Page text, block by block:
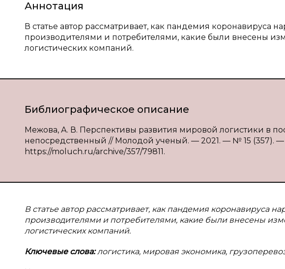
Аннотация
В статье автор рассматривает, как пандемия коронавируса
производителями и потребителями, какие были внесены
логистических компаний.
Библиографическое описание
Межова, А. В. Перспективы развития мировой логистики в
непосредственный // Молодой ученый. — 2021. — № 15 (357). —
https://moluch.ru/archive/357/79811.
В статье автор рассматривает, как пандемия коронавируса
производителями и потребителями, какие были внесены
логистических компаний.
Ключевые слова:логистика, мировая экономика,